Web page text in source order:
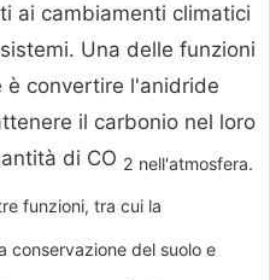
ai cambiamenti climatici
Una delle funzioni
convertire l'anidride
il carbonio nel loro
di CO 2 nell'atmosfera.
funzioni, tra cui la
conservazione del suolo e